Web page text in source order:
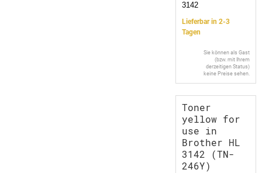
3142
Lieferbar in 2-3
Tagen
Sie können als Gast
(bzw. mit Ihrem
derzeitigen Status)
keine Preise sehen.
Toner
yellow for
use in
Brother HL
3142 (TN-
246Y)